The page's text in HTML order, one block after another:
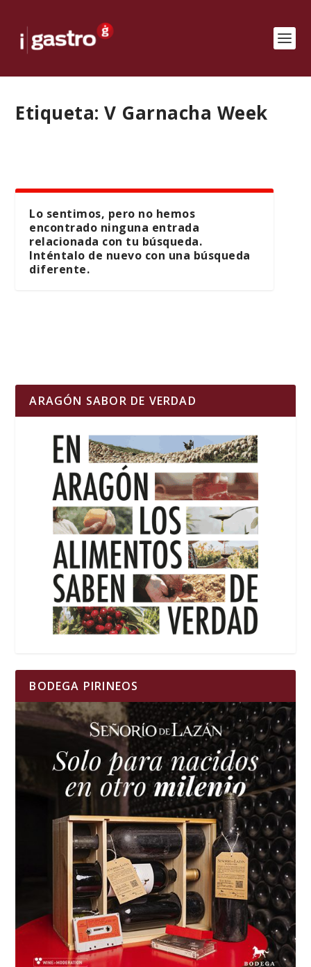
Etiqueta:V Garnacha Week
Lo sentimos, pero no hemos
encontrado ninguna entrada
relacionada con tu búsqueda.
Inténtalo de nuevo con una búsqueda
diferente.
ARAGÓN SABOR DE VERDAD
BODEGA PIRINEOS